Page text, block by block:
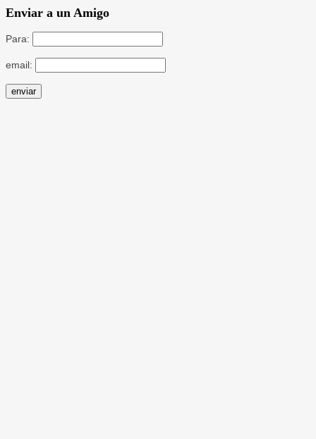
Enviar a un Amigo
Para:
email: